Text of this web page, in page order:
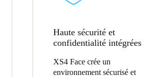
Haute sécurité et
confidentialité intégrées
XS4 Face crée un
environnement sécurisé et